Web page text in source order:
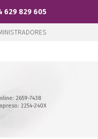
629 829 605
2659-7438
2254-240X